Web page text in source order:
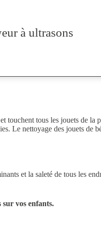
à ultrasons
touchent tous les jouets de la
Le nettoyage des jouets de
et la saleté de tous les
sur vos enfants.